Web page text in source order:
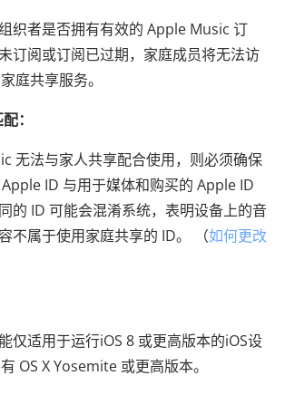
织者是否拥有有效的 Apple Music 订
订阅或订阅已过期，家庭成员将无法访
庭共享服务。
：
无法与家人共享配合使用，则必须确保
ID 与用于媒体和购买的 Apple ID
的 ID 可能会混淆系统，表明设备上的音
不属于使用家庭共享的 ID。 （如何更改
仅适用于运行iOS 8 或更高版本的iOS设
OS X Yosemite 或更高版本。